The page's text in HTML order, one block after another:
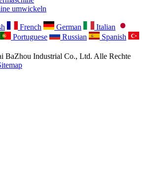
umwickeln
French German
Italian
Portuguese Russian
Spanish
BaZhou Industrial Co., Ltd. Alle Rechte